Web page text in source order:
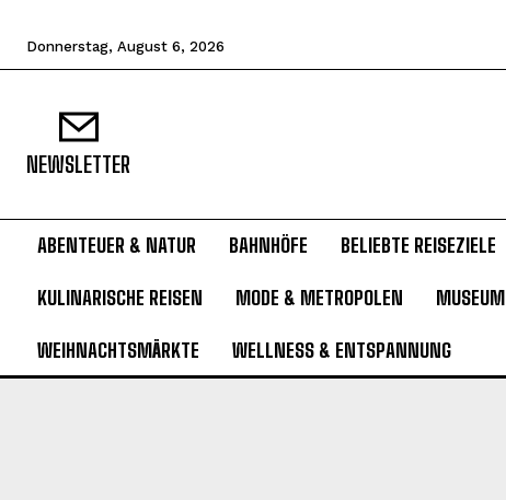
Donnerstag, August 6, 2026
NEWSLETTER
ABENTEUER & NATUR BAHNHÖFE BELIEBTE REISEZIELE
KULINARISCHE REISEN MODE & METROPOLEN MUSEUM
WEIHNACHTSMÄRKTE WELLNESS & ENTSPANNUNG